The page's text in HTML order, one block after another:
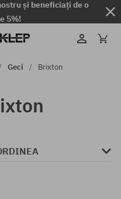
și beneficiați de o
5%!
Geci Brixton